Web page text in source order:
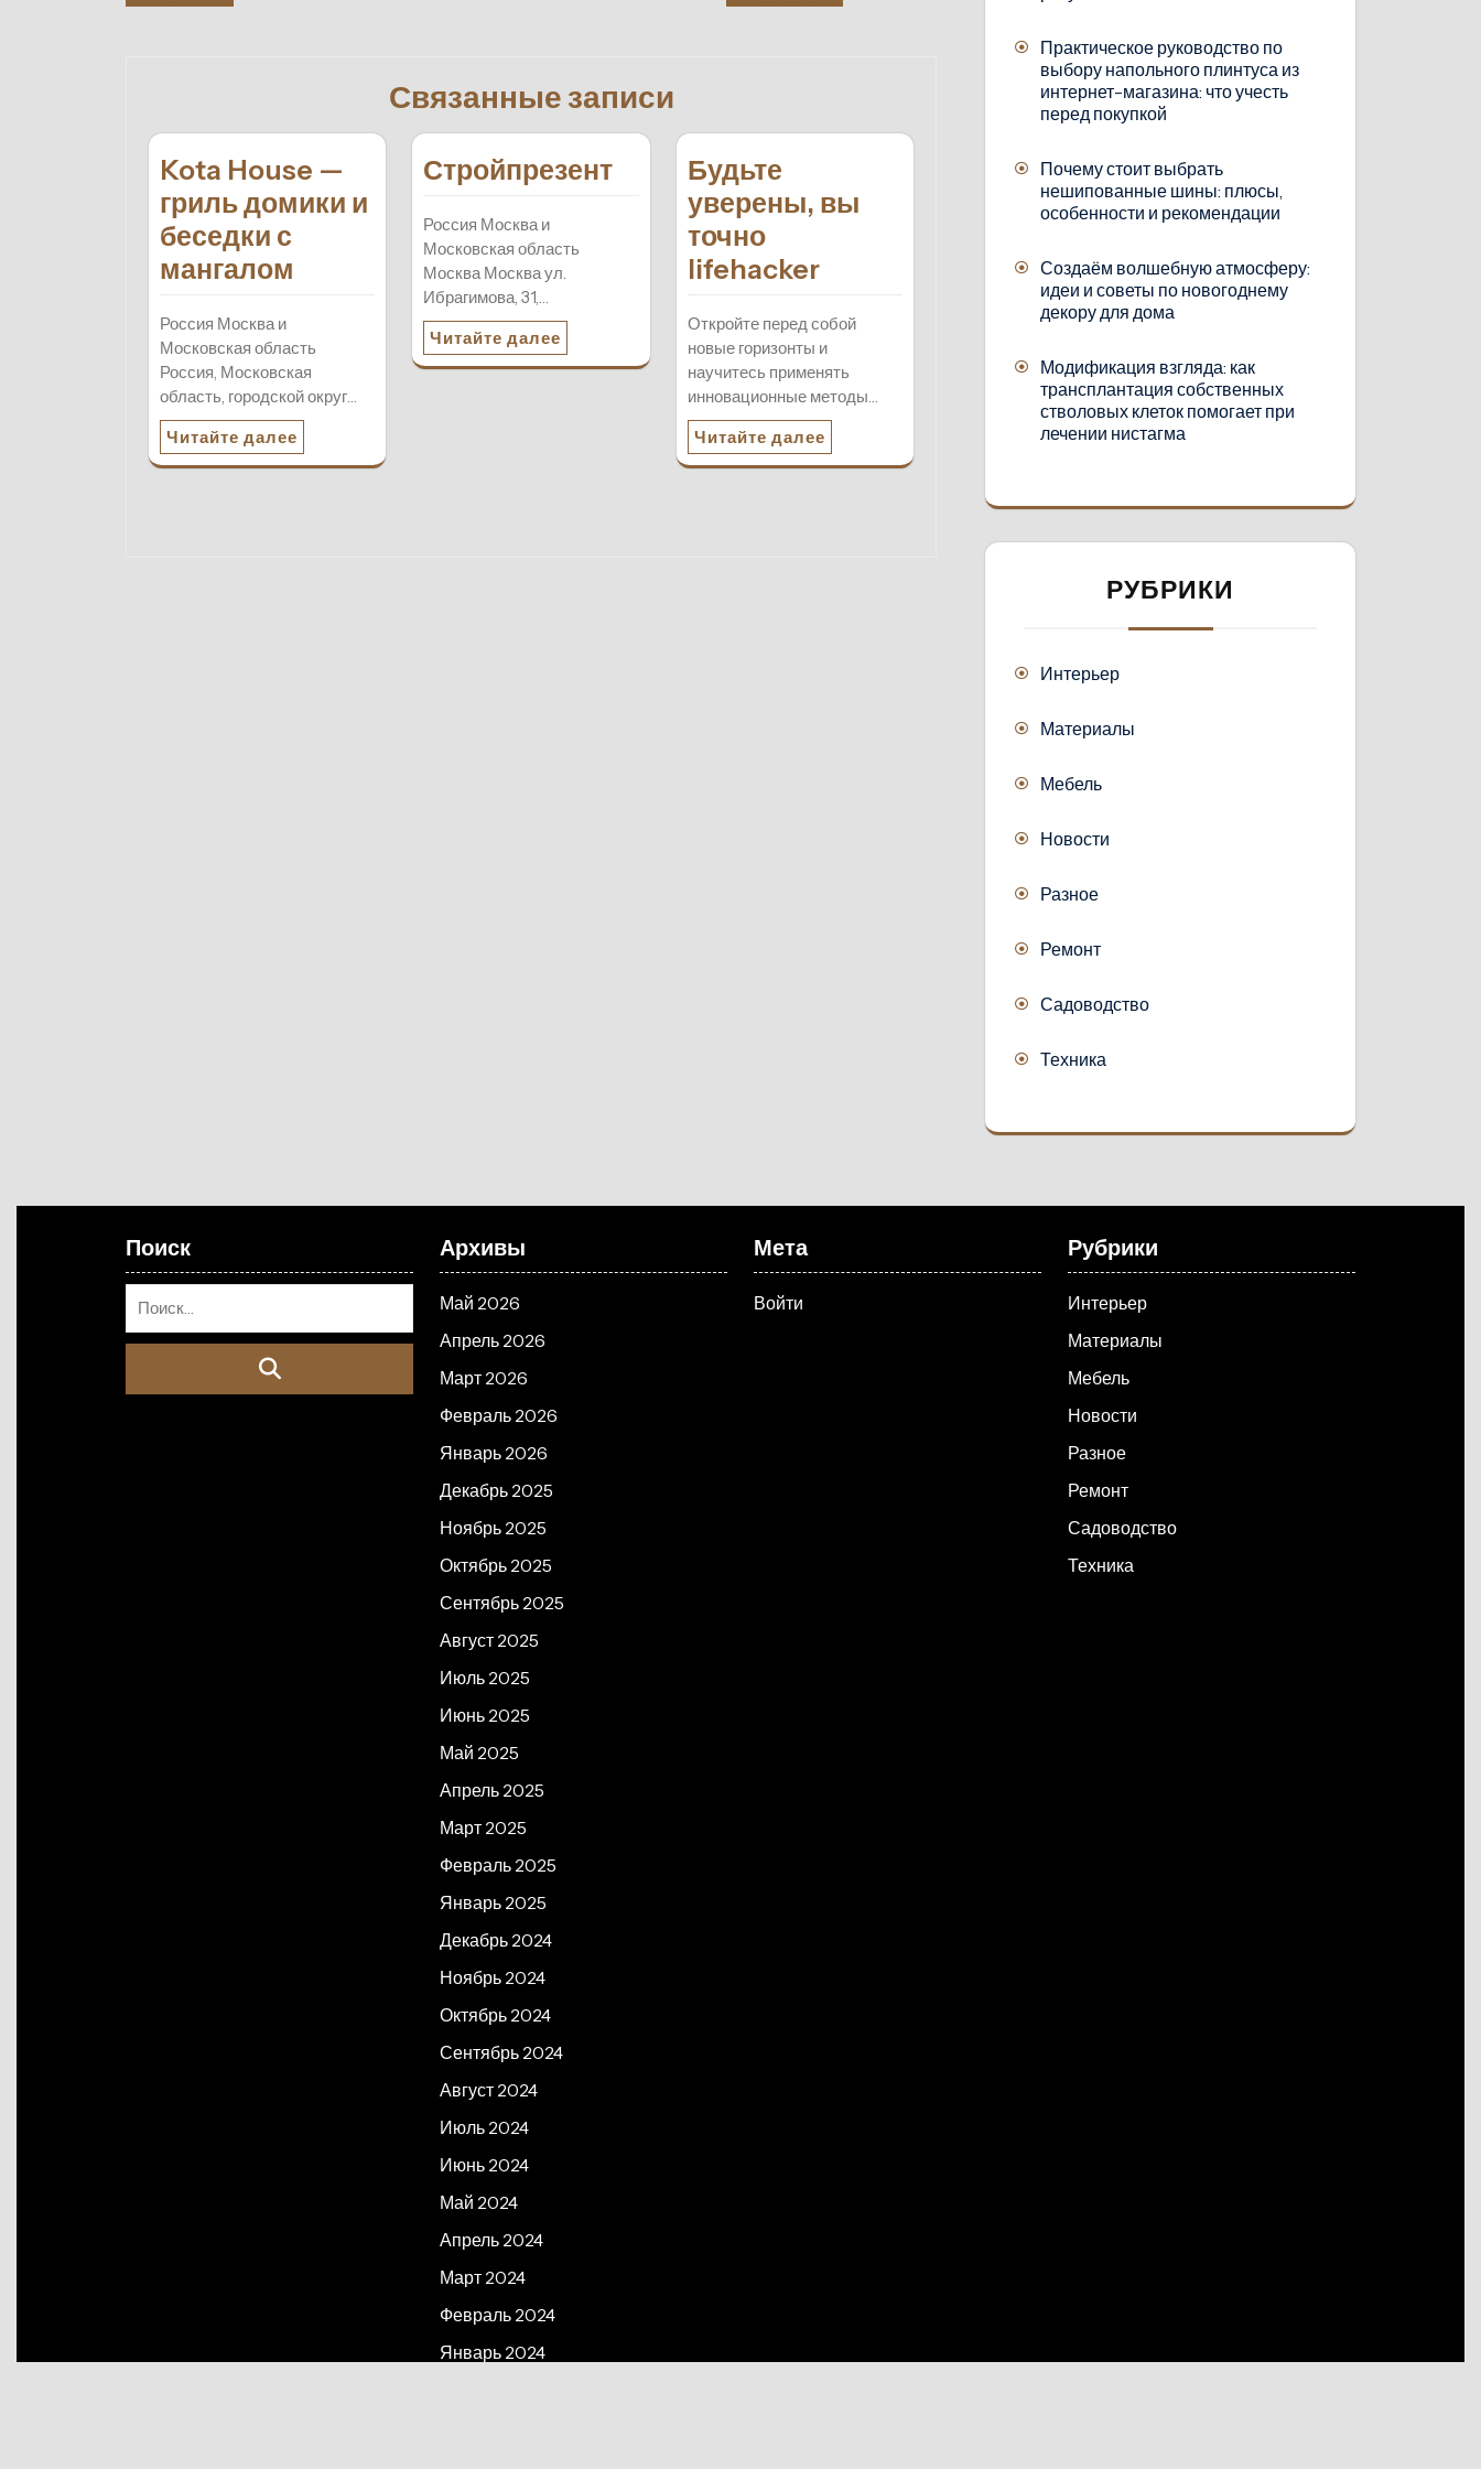
Связанные записи
Kota House —
гриль домики и
беседки с
мангалом
Россия Москва и
Московская область
Россия, Московская
область, городской округ…
Читайте далее
Стройпрезент
Россия Москва и
Московская область
Москва Москва ул.
Ибрагимова, 31,…
Читайте далее
Будьте
уверены, вы
точно
lifehacker
Откройте перед собой
новые горизонты и
научитесь применять
инновационные методы…
Читайте далее
Практическое руководство по
выбору напольного плинтуса из
интернет-магазина: что учесть
перед покупкой
Почему стоит выбрать
нешипованные шины: плюсы,
особенности и рекомендации
Создаём волшебную атмосферу:
идеи и советы по новогоднему
декору для дома
Модификация взгляда: как
трансплантация собственных
стволовых клеток помогает при
лечении нистагма
РУБРИКИ
Интерьер
Материалы
Мебель
Новости
Разное
Ремонт
Садоводство
Техника
Поиск Архивы
Май 2026
Апрель 2026
Март 2026
Февраль 2026
Январь 2026
Декабрь 2025
Ноябрь 2025
Октябрь 2025
Сентябрь 2025
Август 2025
Июль 2025
Июнь 2025
Май 2025
Апрель 2025
Март 2025
Февраль 2025
Январь 2025
Декабрь 2024
Ноябрь 2024
Октябрь 2024
Сентябрь 2024
Август 2024
Июль 2024
Июнь 2024
Май 2024
Апрель 2024
Март 2024
Февраль 2024
Январь 2024
Мета
Войти
Рубрики
Интерьер
Материалы
Мебель
Новости
Разное
Ремонт
Садоводство
Техника